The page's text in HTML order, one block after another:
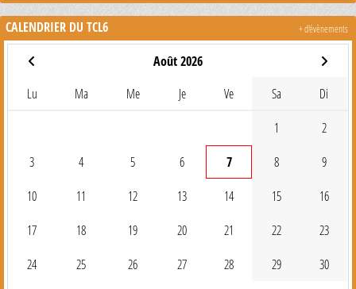
CALENDRIER DU TCL6
Août 2026
Lu Ma Me Je Ve Sa Di
1 2
3 4 5 6 7 8 9
10 11 12 13 14 15 16
17 18 19 20 21 22 23
24 25 26 27 28 29 30
+ d'évènements